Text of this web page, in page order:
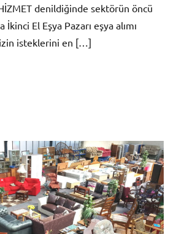
denildiğinde sektörün öncü
El Eşya Pazarı eşya alımı
isteklerini en […]